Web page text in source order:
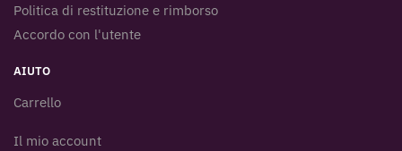
Politica di restituzione e rimborso
Accordo con l'utente
AIUTO
Carrello
Il mio account